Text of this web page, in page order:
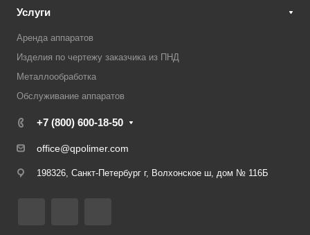
Услуги
Аренда аппаратов
Изделия по чертежу заказчика из ПНД
Металлообработка
Обслуживание аппаратов
+7 (800) 600-18-50
office@qpolimer.com
198326, Санкт-Петербург г, Волхонское ш, дом № 116Б